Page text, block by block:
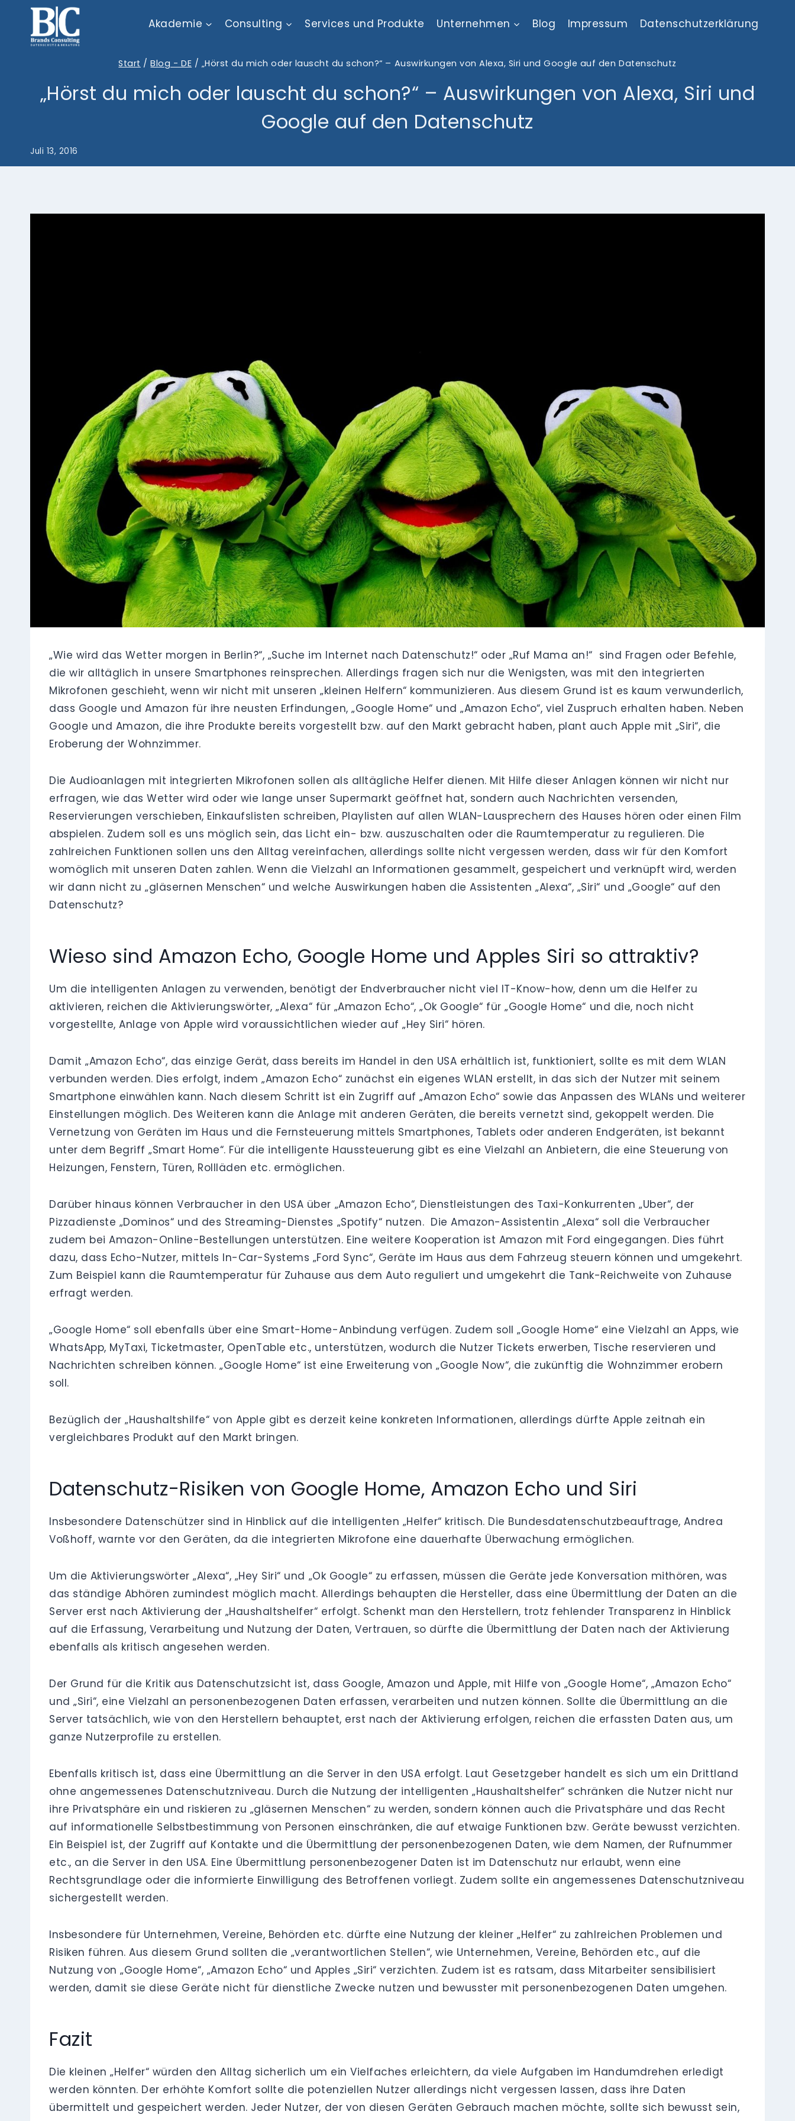
springen
Akademie Consulting Services und Produkte Unternehmen Blog Impressum Datenschutzerklärung
Start / Blog - DE / „Hörst du mich oder lauscht du schon?“ – Auswirkungen von Alexa, Siri und Google auf den Datenschutz
„Hörst du mich oder lauscht du schon?“ – Auswirkungen von Alexa, Siri und
Google auf den Datenschutz
Juli 13, 2016
„Wie wird das Wetter morgen in Berlin?“, „Suche im Internet nach Datenschutz!“ oder „Ruf Mama an!“ sind Fragen oder Befehle,
die wir alltäglich in unsere Smartphones reinsprechen. Allerdings fragen sich nur die Wenigsten, was mit den integrierten
Mikrofonen geschieht, wenn wir nicht mit unseren „kleinen Helfern“ kommunizieren. Aus diesem Grund ist es kaum verwunderlich,
dass Google und Amazon für ihre neusten Erfindungen, „Google Home“ und „Amazon Echo“, viel Zuspruch erhalten haben. Neben
Google und Amazon, die ihre Produkte bereits vorgestellt bzw. auf den Markt gebracht haben, plant auch Apple mit „Siri“, die
Eroberung der Wohnzimmer.
Die Audioanlagen mit integrierten Mikrofonen sollen als alltägliche Helfer dienen. Mit Hilfe dieser Anlagen können wir nicht nur
erfragen, wie das Wetter wird oder wie lange unser Supermarkt geöffnet hat, sondern auch Nachrichten versenden,
Reservierungen verschieben, Einkaufslisten schreiben, Playlisten auf allen WLAN-Lausprechern des Hauses hören oder einen Film
abspielen. Zudem soll es uns möglich sein, das Licht ein- bzw. auszuschalten oder die Raumtemperatur zu regulieren. Die
zahlreichen Funktionen sollen uns den Alltag vereinfachen, allerdings sollte nicht vergessen werden, dass wir für den Komfort
womöglich mit unseren Daten zahlen. Wenn die Vielzahl an Informationen gesammelt, gespeichert und verknüpft wird, werden
wir dann nicht zu „gläsernen Menschen“ und welche Auswirkungen haben die Assistenten „Alexa“, „Siri“ und „Google“ auf den
Datenschutz?
Wieso sind Amazon Echo, Google Home und Apples Siri so attraktiv?
Um die intelligenten Anlagen zu verwenden, benötigt der Endverbraucher nicht viel IT-Know-how, denn um die Helfer zu
aktivieren, reichen die Aktivierungswörter, „Alexa“ für „Amazon Echo“, „Ok Google“ für „Google Home“ und die, noch nicht
vorgestellte, Anlage von Apple wird voraussichtlichen wieder auf „Hey Siri“ hören.
Damit „Amazon Echo“, das einzige Gerät, dass bereits im Handel in den USA erhältlich ist, funktioniert, sollte es mit dem WLAN
verbunden werden. Dies erfolgt, indem „Amazon Echo“ zunächst ein eigenes WLAN erstellt, in das sich der Nutzer mit seinem
Smartphone einwählen kann. Nach diesem Schritt ist ein Zugriff auf „Amazon Echo“ sowie das Anpassen des WLANs und weiterer
Einstellungen möglich. Des Weiteren kann die Anlage mit anderen Geräten, die bereits vernetzt sind, gekoppelt werden. Die
Vernetzung von Geräten im Haus und die Fernsteuerung mittels Smartphones, Tablets oder anderen Endgeräten, ist bekannt
unter dem Begriff „Smart Home“. Für die intelligente Haussteuerung gibt es eine Vielzahl an Anbietern, die eine Steuerung von
Heizungen, Fenstern, Türen, Rollläden etc. ermöglichen.
Darüber hinaus können Verbraucher in den USA über „Amazon Echo“, Dienstleistungen des Taxi-Konkurrenten „Uber“, der
Pizzadienste „Dominos“ und des Streaming-Dienstes „Spotify“ nutzen. Die Amazon-Assistentin „Alexa“ soll die Verbraucher
zudem bei Amazon-Online-Bestellungen unterstützen. Eine weitere Kooperation ist Amazon mit Ford eingegangen. Dies führt
dazu, dass Echo-Nutzer, mittels In-Car-Systems „Ford Sync“, Geräte im Haus aus dem Fahrzeug steuern können und umgekehrt.
Zum Beispiel kann die Raumtemperatur für Zuhause aus dem Auto reguliert und umgekehrt die Tank-Reichweite von Zuhause
erfragt werden.
„Google Home“ soll ebenfalls über eine Smart-Home-Anbindung verfügen. Zudem soll „Google Home“ eine Vielzahl an Apps, wie
WhatsApp, MyTaxi, Ticketmaster, OpenTable etc., unterstützen, wodurch die Nutzer Tickets erwerben, Tische reservieren und
Nachrichten schreiben können. „Google Home“ ist eine Erweiterung von „Google Now“, die zukünftig die Wohnzimmer erobern
soll.
Bezüglich der „Haushaltshilfe“ von Apple gibt es derzeit keine konkreten Informationen, allerdings dürfte Apple zeitnah ein
vergleichbares Produkt auf den Markt bringen.
Datenschutz-Risiken von Google Home, Amazon Echo und Siri
Insbesondere Datenschützer sind in Hinblick auf die intelligenten „Helfer“ kritisch. Die Bundesdatenschutzbeauftrage, Andrea
Voßhoff, warnte vor den Geräten, da die integrierten Mikrofone eine dauerhafte Überwachung ermöglichen.
Um die Aktivierungswörter „Alexa“, „Hey Siri“ und „Ok Google“ zu erfassen, müssen die Geräte jede Konversation mithören, was
das ständige Abhören zumindest möglich macht. Allerdings behaupten die Hersteller, dass eine Übermittlung der Daten an die
Server erst nach Aktivierung der „Haushaltshelfer“ erfolgt. Schenkt man den Herstellern, trotz fehlender Transparenz in Hinblick
auf die Erfassung, Verarbeitung und Nutzung der Daten, Vertrauen, so dürfte die Übermittlung der Daten nach der Aktivierung
ebenfalls als kritisch angesehen werden.
Der Grund für die Kritik aus Datenschutzsicht ist, dass Google, Amazon und Apple, mit Hilfe von „Google Home“, „Amazon Echo“
und „Siri“, eine Vielzahl an personenbezogenen Daten erfassen, verarbeiten und nutzen können. Sollte die Übermittlung an die
Server tatsächlich, wie von den Herstellern behauptet, erst nach der Aktivierung erfolgen, reichen die erfassten Daten aus, um
ganze Nutzerprofile zu erstellen.
Ebenfalls kritisch ist, dass eine Übermittlung an die Server in den USA erfolgt. Laut Gesetzgeber handelt es sich um ein Drittland
ohne angemessenes Datenschutzniveau. Durch die Nutzung der intelligenten „Haushaltshelfer“ schränken die Nutzer nicht nur
ihre Privatsphäre ein und riskieren zu „gläsernen Menschen“ zu werden, sondern können auch die Privatsphäre und das Recht
auf informationelle Selbstbestimmung von Personen einschränken, die auf etwaige Funktionen bzw. Geräte bewusst verzichten.
Ein Beispiel ist, der Zugriff auf Kontakte und die Übermittlung der personenbezogenen Daten, wie dem Namen, der Rufnummer
etc., an die Server in den USA. Eine Übermittlung personenbezogener Daten ist im Datenschutz nur erlaubt, wenn eine
Rechtsgrundlage oder die informierte Einwilligung des Betroffenen vorliegt. Zudem sollte ein angemessenes Datenschutzniveau
sichergestellt werden.
Insbesondere für Unternehmen, Vereine, Behörden etc. dürfte eine Nutzung der kleiner „Helfer“ zu zahlreichen Problemen und
Risiken führen. Aus diesem Grund sollten die „verantwortlichen Stellen“, wie Unternehmen, Vereine, Behörden etc., auf die
Nutzung von „Google Home“, „Amazon Echo“ und Apples „Siri“ verzichten. Zudem ist es ratsam, dass Mitarbeiter sensibilisiert
werden, damit sie diese Geräte nicht für dienstliche Zwecke nutzen und bewusster mit personenbezogenen Daten umgehen.
Fazit
Die kleinen „Helfer“ würden den Alltag sicherlich um ein Vielfaches erleichtern, da viele Aufgaben im Handumdrehen erledigt
werden könnten. Der erhöhte Komfort sollte die potenziellen Nutzer allerdings nicht vergessen lassen, dass ihre Daten
übermittelt und gespeichert werden. Jeder Nutzer, der von diesen Geräten Gebrauch machen möchte, sollte sich bewusst sein,